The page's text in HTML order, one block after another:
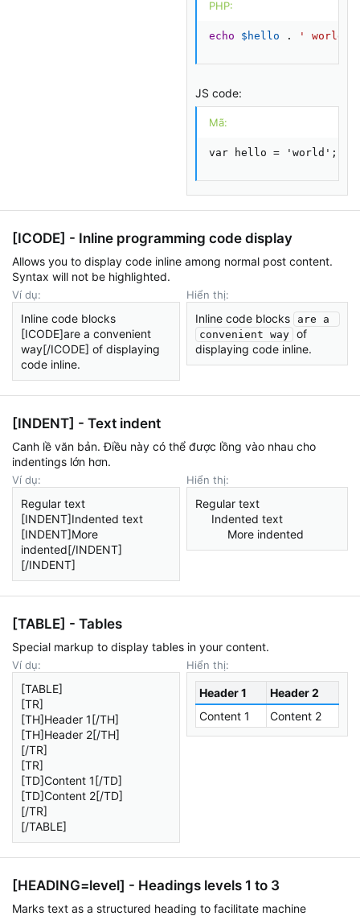
PHP:
echo $hello . ' world'
JS code:
Mã:
var hello = 'world';
[ICODE] - Inline programming code display
Allows you to display code inline among normal post content.
Syntax will not be highlighted.
Ví dụ:
Inline code blocks
[ICODE]are a convenient
way[/ICODE] of displaying
code inline.
Hiển thị:
Inline code blocks
are a
convenient way of
displaying code inline.
[INDENT] - Text indent
Canh lề văn bản. Điều này có thể được lồng vào nhau cho
indentings lớn hơn.
Ví dụ:
Regular text
[INDENT]Indented text
[INDENT]More
indented[/INDENT]
[/INDENT]
Hiển thị:
Regular text
Indented text
More indented​
[TABLE] - Tables
Special markup to display tables in your content.
Ví dụ:
[TABLE]
[TR]
[TH]Header 1[/TH]
[TH]Header 2[/TH]
[/TR]
[TR]
[TD]Content 1[/TD]
[TD]Content 2[/TD]
[/TR]
[/TABLE]
Hiển thị:
Header 1
Header 2
Content 1
Content 2
[HEADING=level] - Headings levels 1 to 3
Marks text as a structured heading to facilitate machine